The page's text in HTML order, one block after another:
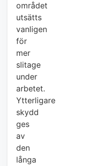
området
utsätts
vanligen
för
mer
slitage
under
arbetet.
Ytterligare
skydd
ges
av
den
långa